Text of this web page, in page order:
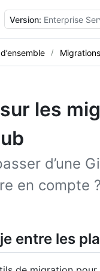
Version: Enterprise
les
d’une
en compte ?
entre les